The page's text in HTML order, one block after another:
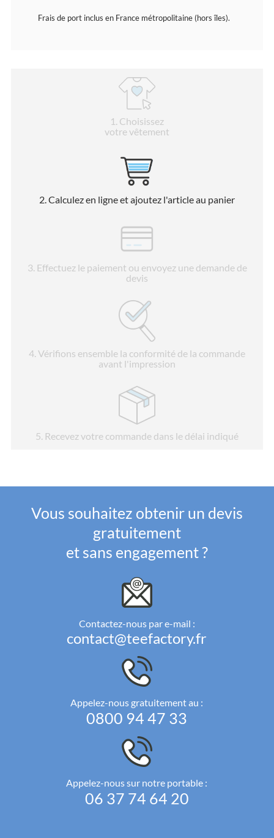
Frais de port inclus en France métropolitaine (hors îles).
1 . Choisissez
votre vêtement
2. Calculez en ligne et ajoutez l'article au panier
3. Effectuez le paiement ou envoyez une demande de
devis
4 . Vérifions ensemble la conformité de la commande
avant l'impression
5. Recevez votre commande dans le délai indiqué
Vous souhaitez obtenir un devis
gratuitement
et sans engagement ?
Contactez-nous par e-mail :
contact@teefactory.fr
Appelez-nous gratuitement au :
0800 94 47 33
Appelez-nous sur notre portable :
06 37 74 64 20